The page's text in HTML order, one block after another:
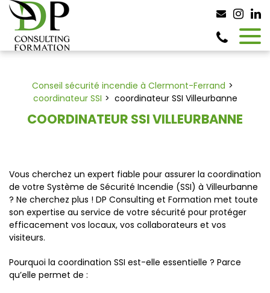
Conseil sécurité incendie à Clermont-Ferrand
coordinateur SSI
coordinateur SSI Villeurbanne
COORDINATEUR SSI VILLEURBANNE
Vous cherchez un expert fiable pour assurer la coordination
de votre Système de Sécurité Incendie (SSI) à Villeurbanne
? Ne cherchez plus ! DP Consulting et Formation met toute
son expertise au service de votre sécurité pour protéger
efficacement vos locaux, vos collaborateurs et vos
visiteurs.
Pourquoi la coordination SSI est-elle essentielle ? Parce
qu’elle permet de :
Panneau de gestion des cookies